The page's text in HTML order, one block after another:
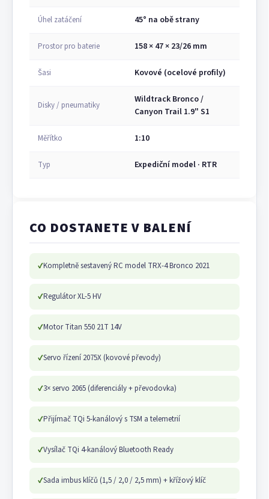
Úhel zatáčení 45° na obě strany
Prostor pro baterie 158 × 47 × 23/26 mm
Šasi Kovové (ocelové profily)
Disky / pneumatiky
Wildtrack Bronco /
Canyon Trail 1.9" S1
Měřítko 1:10
Typ Expediční model · RTR
CO DOSTANETE V BALENÍ
✓Kompletně sestavený RC model TRX-4 Bronco 2021
✓Regulátor XL-5 HV
✓Motor Titan 550 21T 14V
✓Servo řízení 2075X (kovové převody)
✓3× servo 2065 (diferenciály + převodovka)
✓Přijímač TQi 5-kanálový s TSM a telemetrií
✓Vysílač TQi 4-kanálový Bluetooth Ready
✓Sada imbus klíčů (1,5 / 2,0 / 2,5 mm) + křížový klíč